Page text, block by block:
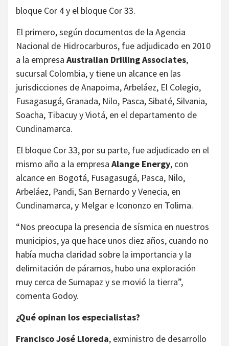
bloque Cor 4 y el bloque Cor 33.
El primero, según documentos de la Agencia
Nacional de Hidrocarburos, fue adjudicado en 2010
a la empresa Australian Drilling Associates,
sucursal Colombia, y tiene un alcance en las
jurisdicciones de Anapoima, Arbeláez, El Colegio,
Fusagasugá, Granada, Nilo, Pasca, Sibaté, Silvania,
Soacha, Tibacuy y Viotá, en el departamento de
Cundinamarca.
El bloque Cor 33, por su parte, fue adjudicado en el
mismo año a la empresa Alange Energy, con
alcance en Bogotá, Fusagasugá, Pasca, Nilo,
Arbeláez, Pandi, San Bernardo y Venecia, en
Cundinamarca, y Melgar e Icononzo en Tolima.
“Nos preocupa la presencia de sísmica en nuestros
municipios, ya que hace unos diez años, cuando no
había mucha claridad sobre la importancia y la
delimitación de páramos, hubo una exploración
muy cerca de Sumapaz y se movió la tierra”,
comenta Godoy.
¿Qué opinan los especialistas?
Francisco José Lloreda, exministro de desarrollo